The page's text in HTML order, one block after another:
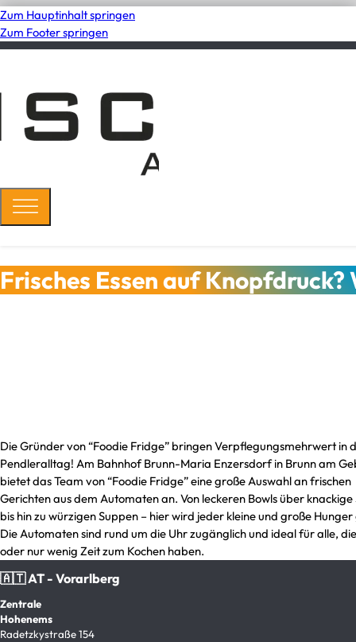
Zum Hauptinhalt springen
Zum Footer springen
Frisches Essen auf Knopfdruck?
Die Gründer von “Foodie Fridge” bringen Verpflegungsmehrwert in
Pendleralltag! Am Bahnhof Brunn-Maria Enzersdorf in Brunn am
bietet das Team von “Foodie Fridge” eine große Auswahl an frischen
Gerichten aus dem Automaten an. Von leckeren Bowls über
bis hin zu würzigen Suppen – hier wird jeder kleine und große Hunger
Die Automaten sind rund um die Uhr zugänglich und ideal für alle,
oder nur wenig Zeit zum Kochen haben.
🇦🇹 AT - Vorarlberg
Zentrale
Hohenems
Radetzkystraße 154